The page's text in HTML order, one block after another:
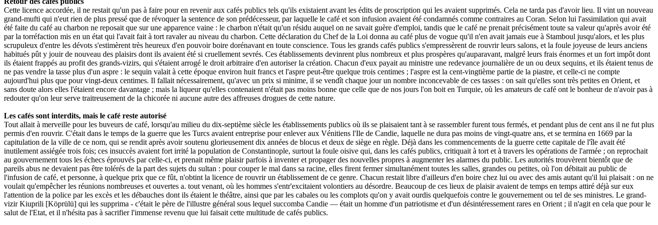
Cette licence accordée, il ne restait qu'un pas à faire pour en revenir aux cafés publics tels qu'ils existaient avant les édits de proscription qui les avaient supprimés. Cela ne tarda pas d'avoir lieu. Il vint un nouveau
grand-mufti qui n'eut rien de plus pressé que de révoquer la sentence de son prédécesseur, par laquelle le café et son infusion avaient été condamnés comme contraires au Coran. Selon lui l'assimilation qui avait
été faite du café au charbon ne reposait que sur une apparence vaine : le charbon n'était qu'un résidu auquel on ne savait guère d'emploi, tandis que le café ne prenait précisément toute sa valeur qu'après avoir été
par la torréfaction mis en un état qui l'avait fait à tort ravaler au niveau du charbon. Cette déclaration du Chef de la Loi donna au café plus de vogue qu'il n'en avait jamais eue à Stamboul jusqu'alors, et les plus
scrupuleux d'entre les dévots s'estimèrent très heureux d'en pouvoir boire dorénavant en toute conscience. Tous les grands cafés publics s'empressèrent de rouvrir leurs salons, et la foule joyeuse de leurs anciens
habitués pût y jouir de nouveau des plaisirs dont ils avaient été si cruellement sevrés. Ces établissements devinrent plus nombreux et plus prospères qu'auparavant, malgré leurs frais énormes et un fort impôt dont
ils étaient frappés au profit des grands-vizirs, qui s'étaient arrogé le droit arbitraire d'en autoriser la création. Chacun d'eux payait au ministre une redevance journalière de un ou deux sequins, et ils étaient tenus de
ne pas vendre la tasse plus d'un aspre : le sequin valait à cette époque environ huit francs et l'aspre peut-être quelque trois centimes ; l'aspre est la cent-vingtième partie de la piastre, et celle-ci ne compte
aujourd'hui plus que pour vingt-deux centimes. Il fallait nécessairement, qu'avec un prix si minime, il se vendît chaque jour un nombre inconcevable de ces tasses : on sait qu'elles sont très petites en Orient, et
sans doute alors elles l'étaient encore davantage ; mais la liqueur qu'elles contenaient n'était pas moins bonne que celle que de nos jours l'on boit en Turquie, où les amateurs de café ont le bonheur de n'avoir pas à
redouter qu'on leur serve traitreusement de la chicorée ni aucune autre des affreuses drogues de cette nature.
Les cafés sont interdits, mais le café reste autorisé
Tout allait à merveille pour les buveurs de café, lorsqu'au milieu du dix-septième siècle les établissements publics où ils se plaisaient tant à se rassembler furent tous fermés, et pendant plus de cent ans il ne fut plus
permis d'en rouvrir. C'était dans le temps de la guerre que les Turcs avaient entreprise pour enlever aux Vénitiens l'Ile de Candie, laquelle ne dura pas moins de vingt-quatre ans, et se termina en 1669 par la
capitulation de la ville de ce nom, qui se rendit après avoir soutenu glorieusement dix années de blocus et deux de siège en règle. Déjà dans les commencements de la guerre cette capitale de l'île avait été
inutilement assiégée trois fois; ces insuccès avaient fort irrité la population de Constantinople, surtout la foule oisive qui, dans les cafés publics, critiquait à tort et à travers les opérations de l'armée ; on reprochait
au gouvernement tous les échecs éprouvés par celle-ci, et prenait même plaisir parfois à inventer et propager des nouvelles propres à augmenter les alarmes du public. Les autorités trouvèrent bientôt que de
pareils abus ne devaient pas être tolérés de la part des sujets du sultan : pour couper le mal dans sa racine, elles firent fermer simultanément toutes les salles, grandes ou petites, où l'on débitait au public de
l'infusion de café, et personne, à quelque prix que ce fût, n'obtint la licence de rouvrir un établissement de ce genre. Chacun restait libre d'ailleurs d'en boire chez lui ou avec des amis autant qu'il lui plaisait : on ne
voulait qu'empêcher les réunions nombreuses et ouvertes a. tout venant, où les hommes s'entr'excitaient volontiers au désordre. Beaucoup de ces lieux de plaisir avaient de temps en temps attiré déjà sur eux
l'attention de la police par les excès et les débauches dont ils étaient le théâtre, ainsi que par les cabales ou les complots qu'on y avait ourdis quelquefois contre le gouvernement ou tel de ses ministres. Le grand-
vizir Kiuprili [Köprülü] qui les supprima - c'était le père de l'illustre général sous lequel succomba Candie — était un homme d'un patriotisme et d'un désintéressement rares en Orient ; il n'agit en cela que pour le
salut de l'Etat, et il n'hésita pas à sacrifier l'immense revenu que lui faisait cette multitude de cafés publics.